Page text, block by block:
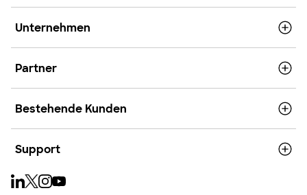
Unternehmen
Partner
Bestehende Kunden
Support